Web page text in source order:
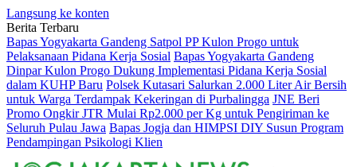
Langsung ke konten
Berita Terbaru
Bapas Yogyakarta Gandeng Satpol PP Kulon Progo untuk
Pelaksanaan Pidana Kerja Sosial Bapas Yogyakarta Gandeng
Dinpar Kulon Progo Dukung Implementasi Pidana Kerja Sosial
dalam KUHP Baru Polsek Kutasari Salurkan 2.000 Liter Air Bersih
untuk Warga Terdampak Kekeringan di Purbalingga JNE Beri
Promo Ongkir JTR Mulai Rp2.000 per Kg untuk Pengiriman ke
Seluruh Pulau Jawa Bapas Jogja dan HIMPSI DIY Susun Program
Pendampingan Psikologi Klien